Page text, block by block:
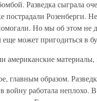
Разведка сыграла
пострадали Розенберги.
Но мы об этом не
еще может пригодиться в
американские материалы,
главным образом.
войну работала неплохо.